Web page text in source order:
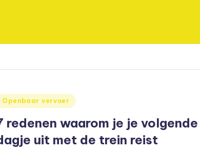
Openbaar vervoer
redenen waarom je je volgende
uit met de trein reist